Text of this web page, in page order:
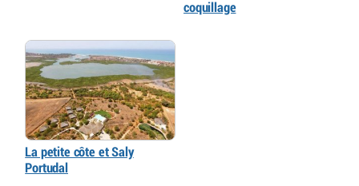
coquillage
La petite côte et Saly
Portudal